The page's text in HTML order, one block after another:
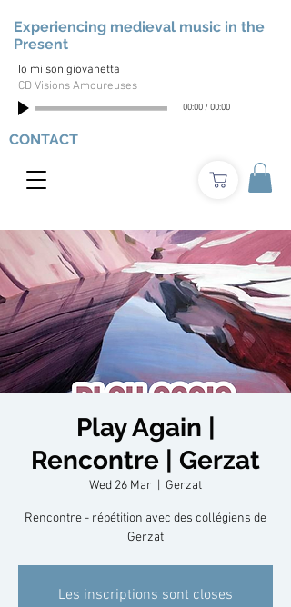
Experiencing medieval music in the
Present
Io mi son giovanetta
CD Visions Amoureuses
00:00/00:00
CONTACT
Play Again |
Rencontre | Gerzat
Wed 26 Mar
  |
Gerzat
Rencontre - répétition avec des collégiens de
Gerzat
Les inscriptions sont closes